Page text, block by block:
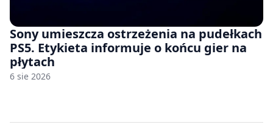
Sony umieszcza ostrzeżenia na pudełkach
PS5. Etykieta informuje o końcu gier na
płytach
6 sie 2026